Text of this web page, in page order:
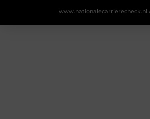
www.nationalecarrierecheck.nl.